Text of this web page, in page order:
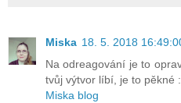
Miska 18. 5. 2018
Na odreagování je to
tvůj výtvor líbí, je to pěkné
Miska blog